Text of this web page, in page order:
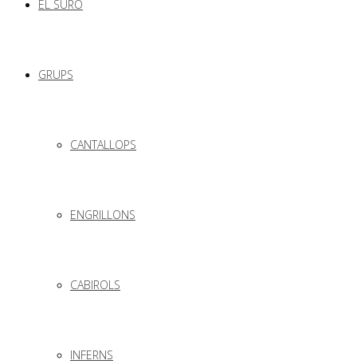
EL SURO
GRUPS
CANTALLOPS
ENGRILLONS
CABIROLS
INFERNS